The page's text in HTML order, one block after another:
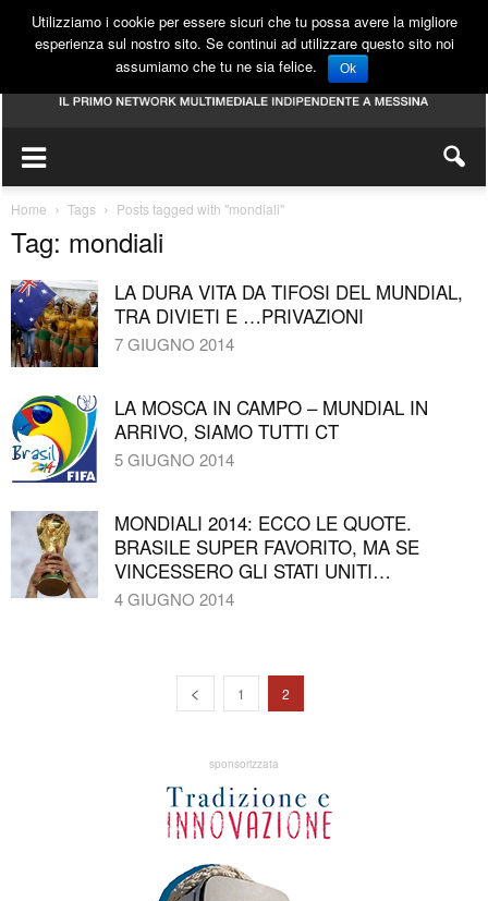
Home Tags Posts tagged with "mondiali"
Tag: mondiali
LA DURA VITA DA TIFOSI DEL MUNDIAL,
TRA DIVIETI E …PRIVAZIONI
7 GIUGNO 2014
LA MOSCA IN CAMPO – MUNDIAL IN
ARRIVO, SIAMO TUTTI CT
5 GIUGNO 2014
MONDIALI 2014: ECCO LE QUOTE.
BRASILE SUPER FAVORITO, MA SE
VINCESSERO GLI STATI UNITI…
4 GIUGNO 2014
1 2
sponsorizzata
Utilizziamo i cookie per essere sicuri che tu possa avere la migliore
esperienza sul nostro sito. Se continui ad utilizzare questo sito noi
assumiamo che tu ne sia felice.
Ok